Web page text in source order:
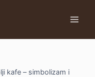
kafe – simbolizam i